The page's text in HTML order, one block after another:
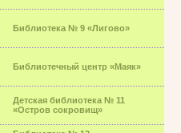
Библиотека № 9 «Лигово»
Библиотечный центр «Маяк»
Детская библиотека № 11
«Остров сокровищ»